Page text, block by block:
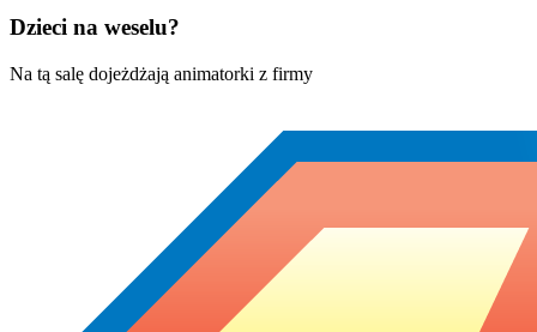
Dzieci na weselu?
Na tą salę dojeżdżają animatorki z firmy